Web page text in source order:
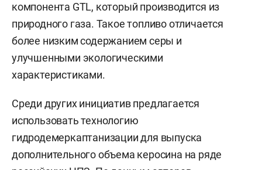
компонента GTL, который производится из
природного газа. Такое топливо отличается
более низким содержанием серы и
улучшенными экологическими
характеристиками.
Среди других инициатив предлагается
использовать технологию
гидродемеркаптанизации для выпуска
дополнительного объема керосина на ряде